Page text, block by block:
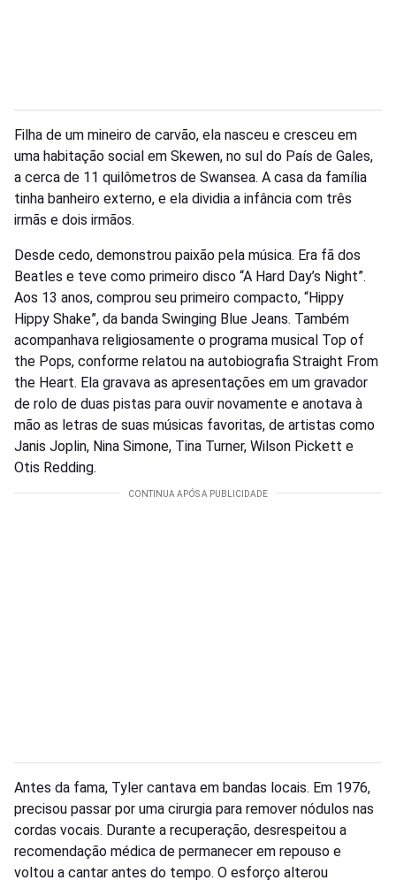
Filha de um mineiro de carvão, ela nasceu e cresceu em
uma habitação social em Skewen, no sul do País de Gales,
a cerca de 11 quilômetros de Swansea. A casa da família
tinha banheiro externo, e ela dividia a infância com três
irmãs e dois irmãos.
Desde cedo, demonstrou paixão pela música. Era fã dos
Beatles e teve como primeiro disco “A Hard Day’s Night”.
Aos 13 anos, comprou seu primeiro compacto, “Hippy
Hippy Shake”, da banda Swinging Blue Jeans. Também
acompanhava religiosamente o programa musical Top of
the Pops, conforme relatou na autobiografia Straight From
the Heart. Ela gravava as apresentações em um gravador
de rolo de duas pistas para ouvir novamente e anotava à
mão as letras de suas músicas favoritas, de artistas como
Janis Joplin, Nina Simone, Tina Turner, Wilson Pickett e
Otis Redding.
Antes da fama, Tyler cantava em bandas locais. Em 1976,
precisou passar por uma cirurgia para remover nódulos nas
cordas vocais. Durante a recuperação, desrespeitou a
recomendação médica de permanecer em repouso e
voltou a cantar antes do tempo. O esforço alterou